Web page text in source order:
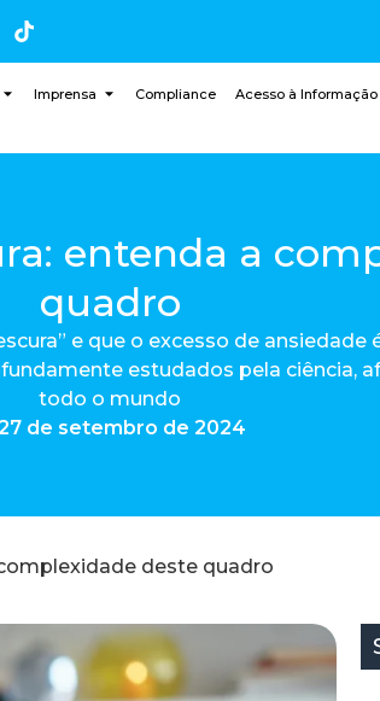
Imprensa Compliance Acesso à Informação
entenda a
quadro
e que o excesso de
estudados pela ciência,
todo o mundo
de setembro de 2024
deste quadro